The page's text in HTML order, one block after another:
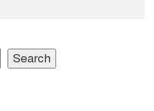
Search